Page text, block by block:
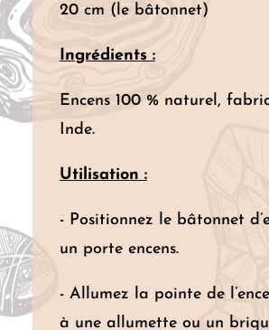
20 cm (le bâtonnet)
Ingrédients :
Encens 100 % naturel,
Inde.
Utilisation :
- Positionnez le bâtonnet
un porte encens.
- Allumez la pointe de
à une allumette ou un